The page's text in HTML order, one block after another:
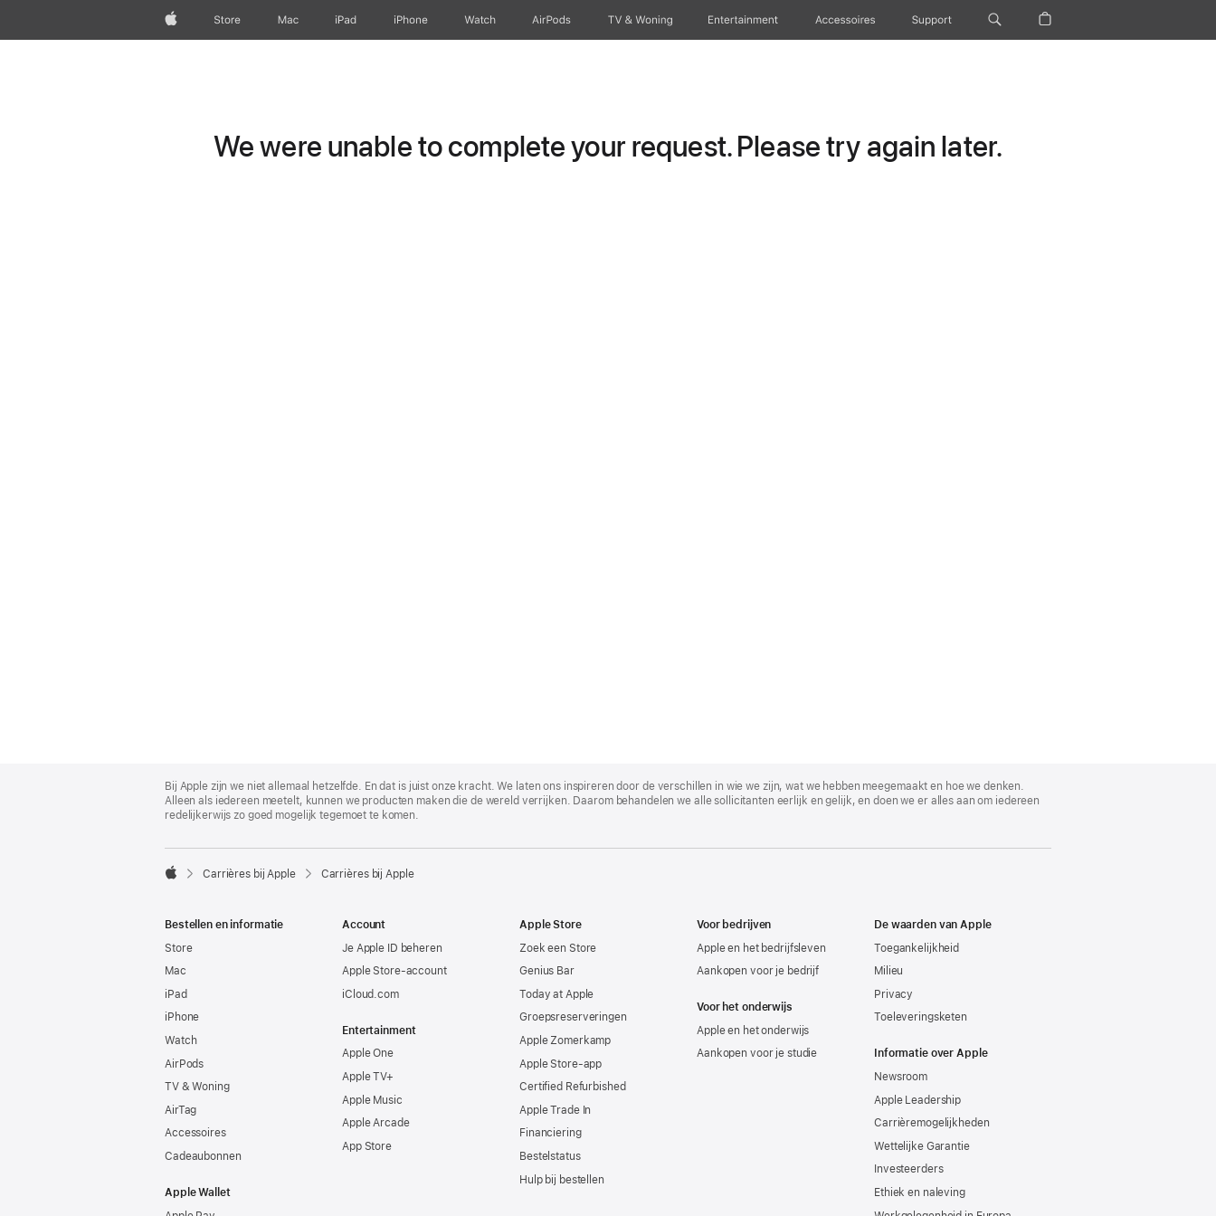
AppleStore Mac iPad iPhone Watch AirPods TV & Woning Entertainment Accessoires Support
We were unable to complete your request. Please try again later.
Footer
Bij Apple zijn we niet allemaal hetzelfde. En dat is juist onze kracht. We laten ons inspireren door de verschillen in wie we zijn, wat we hebben meegemaakt en hoe we denken.
Alleen als iedereen meetelt, kunnen we producten maken die de wereld verrijken. Daarom behandelen we alle sollicitanten eerlijk en gelijk, en doen we er alles aan om iedereen
redelijkerwijs zo goed mogelijk tegemoet te komen.

Carrières bij Apple Carrières bij Apple
Bestellen en informatie
Store
Mac
iPad
iPhone
Watch
AirPods
TV & Woning
AirTag
Accessoires
Cadeaubonnen
Apple Wallet
Account
Je Apple ID beheren
Apple Store-account
iCloud.com
Entertainment
Apple One
Apple TV+
Apple Music
Apple Arcade
App Store
Apple Store
Zoek een Store
Genius Bar
Today at Apple
Groepsreserveringen
Apple Zomerkamp
Apple Store-app
Certified Refurbished
Apple Trade In
Financiering
Bestelstatus
Hulp bij bestellen
Voor bedrijven
Apple en het bedrijfsleven
Aankopen voor je bedrijf
Voor het onderwijs
Apple en het onderwijs
Aankopen voor je studie
De waarden van Apple
Toegankelijkheid
Milieu
Privacy
Toeleveringsketen
Informatie over Apple
Newsroom
Apple Leadership
Carrièremogelijkheden
Wettelijke Garantie
Investeerders
Ethiek en naleving